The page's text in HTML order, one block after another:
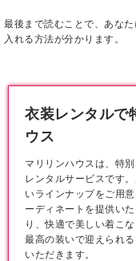
最後まで読むことで、あな
入れる方法が分かります。
衣装レンタルで
ウス
マリリンハウスは、特
レンタルサービスです
いラインナップをご用
ーディネートを提供い
り、快適で美しい着こ
最高の装いで迎えられ
いただきます。